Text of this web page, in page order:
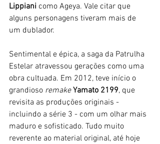
Lippiani como Ageya. Vale citar que
alguns personagens tiveram mais de
um dublador.
Sentimental e épica, a saga da Patrulha
Estelar atravessou gerações como uma
obra cultuada. Em 2012, teve início o
grandioso remake Yamato 2199, que
revisita as produções originais -
incluindo a série 3 - com um olhar mais
maduro e sofisticado. Tudo muito
reverente ao material original, até hoje